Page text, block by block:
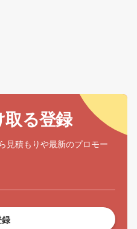
取る登録
見積もりや最新のプロモー